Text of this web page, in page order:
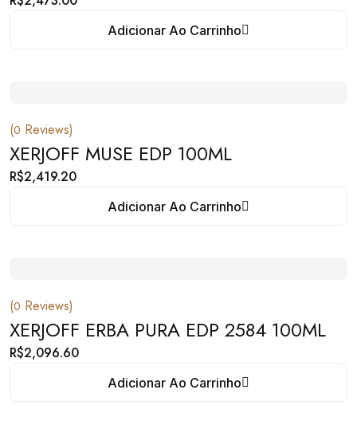
Adicionar Ao Carrinho
(0 Reviews)
XERJOFF MUSE EDP 100ML
R$2,419.20
Adicionar Ao Carrinho
(0 Reviews)
XERJOFF ERBA PURA EDP 2584 100ML
R$2,096.60
Adicionar Ao Carrinho